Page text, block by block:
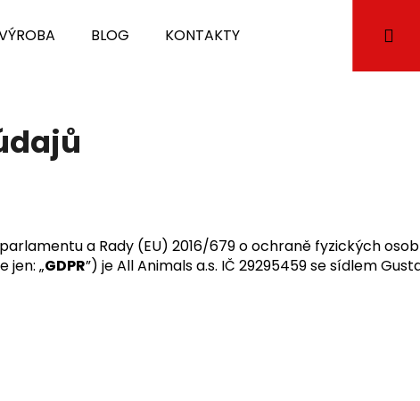
BLOG KONTAKTY
a Rady (EU) 2016/679 o ochraně fyzických
jen: „GDPR”) je All Animals a.s. IČ 29295459 se sídlem